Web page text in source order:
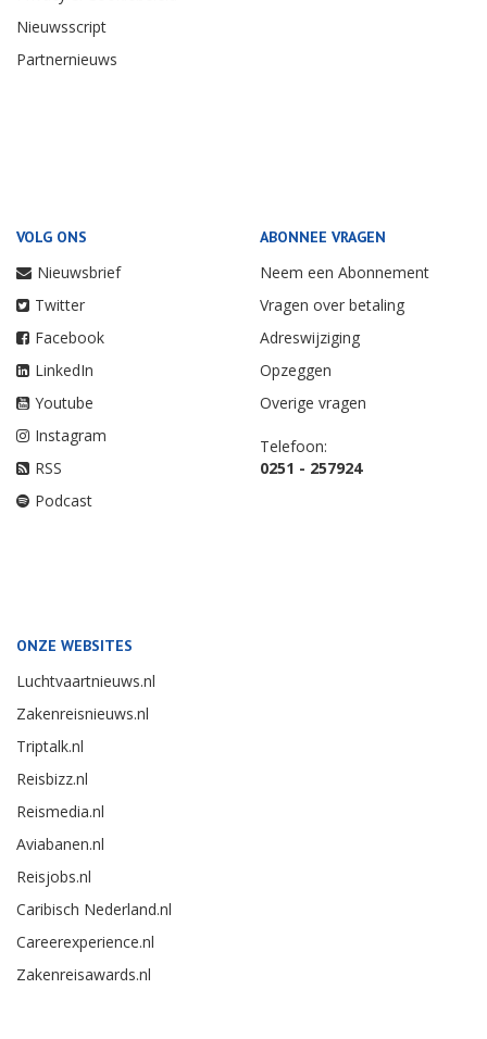
Nieuwsscript
Partnernieuws
VOLG ONS
Nieuwsbrief
Twitter
Facebook
LinkedIn
Youtube
Instagram
RSS
Podcast
ABONNEE VRAGEN
Neem een Abonnement
Vragen over betaling
Adreswijziging
Opzeggen
Overige vragen
Telefoon:
0251 - 257924
ONZE WEBSITES
Luchtvaartnieuws.nl
Zakenreisnieuws.nl
Triptalk.nl
Reisbizz.nl
Reismedia.nl
Aviabanen.nl
Reisjobs.nl
Caribisch Nederland.nl
Careerexperience.nl
Zakenreisawards.nl